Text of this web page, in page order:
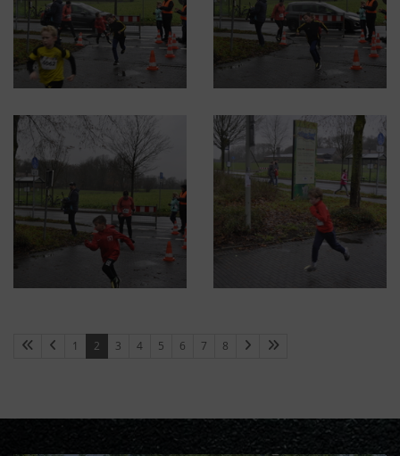
1 2 3 4 5 6 7 8